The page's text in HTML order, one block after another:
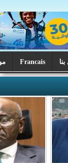
موريتانيا اليوم